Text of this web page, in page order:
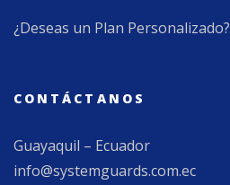
¿Deseas un Plan Personalizado?
CONTÁCTANOS
Guayaquil – Ecuador
info@systemguards.com.ec